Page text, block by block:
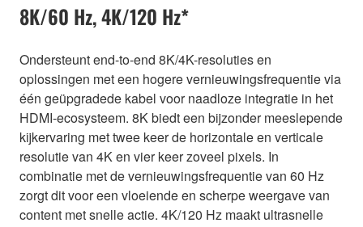
8K/60 Hz, 4K/120 Hz*
Ondersteunt end-to-end 8K/4K-resoluties en
oplossingen met een hogere vernieuwingsfrequentie via
één geüpgradede kabel voor naadloze integratie in het
HDMI-ecosysteem. 8K biedt een bijzonder meeslepende
kijkervaring met twee keer de horizontale en verticale
resolutie van 4K en vier keer zoveel pixels. In
combinatie met de vernieuwingsfrequentie van 60 Hz
zorgt dit voor een vloeiende en scherpe weergave van
content met snelle actie. 4K/120 Hz maakt ultrasnelle